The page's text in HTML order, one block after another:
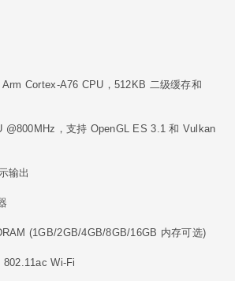
Cortex-A76 CPU，512KB 二级缓存和
@800MHz，支持 OpenGL ES 3.1 和 Vulkan
输出
(1GB/2GB/4GB/8GB/16GB 内存可选)
Wi-Fi